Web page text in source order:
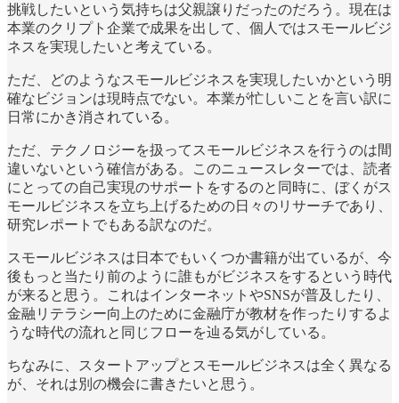
挑戦したいという気持ちは父親譲りだったのだろう。現在は
本業のクリプト企業で成果を出して、個人ではスモールビジ
ネスを実現したいと考えている。
ただ、どのようなスモールビジネスを実現したいかという明
確なビジョンは現時点でない。本業が忙しいことを言い訳に
日常にかき消されている。
ただ、テクノロジーを扱ってスモールビジネスを行うのは間
違いないという確信がある。このニュースレターでは、読者
にとっての自己実現のサポートをするのと同時に、ぼくがス
モールビジネスを立ち上げるための日々のリサーチであり、
研究レポートでもある訳なのだ。
スモールビジネスは日本でもいくつか書籍が出ているが、今
後もっと当たり前のように誰もがビジネスをするという時代
が来ると思う。これはインターネットやSNSが普及したり、
金融リテラシー向上のために金融庁が教材を作ったりするよ
うな時代の流れと同じフローを辿る気がしている。
ちなみに、スタートアップとスモールビジネスは全く異なる
が、それは別の機会に書きたいと思う。